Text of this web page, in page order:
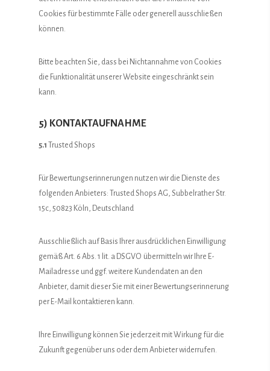
Cookies für bestimmte Fälle oder generell ausschließen
können.
Bitte beachten Sie, dass bei Nichtannahme von Cookies
die Funktionalität unserer Website eingeschränkt sein
kann.
5) KONTAKTAUFNAHME
5.1 Trusted Shops
Für Bewertungserinnerungen nutzen wir die Dienste des
folgenden Anbieters: Trusted Shops AG, Subbelrather Str.
15c, 50823 Köln, Deutschland
Ausschließlich auf Basis Ihrer ausdrücklichen Einwilligung
gemäß Art. 6 Abs. 1 lit. a DSGVO übermitteln wir Ihre E-
Mailadresse und ggf. weitere Kundendaten an den
Anbieter, damit dieser Sie mit einer Bewertungserinnerung
per E-Mail kontaktieren kann.
Ihre Einwilligung können Sie jederzeit mit Wirkung für die
Zukunft gegenüber uns oder dem Anbieter widerrufen.